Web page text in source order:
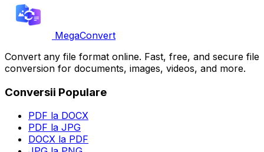
MegaConvert
Convert any file format online. Fast, free, and secure file
conversion for documents, images, videos, and more.
Conversii Populare
PDF la DOCX
PDF la JPG
DOCX la PDF